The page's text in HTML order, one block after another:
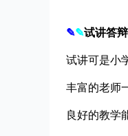
✎✎试讲答
试讲可是小
丰富的老师
良好的教学